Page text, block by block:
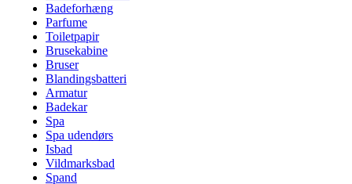
Badeforhæng
Parfume
Toiletpapir
Brusekabine
Bruser
Blandingsbatteri
Armatur
Badekar
Spa
Spa udendørs
Isbad
Vildmarksbad
Spand